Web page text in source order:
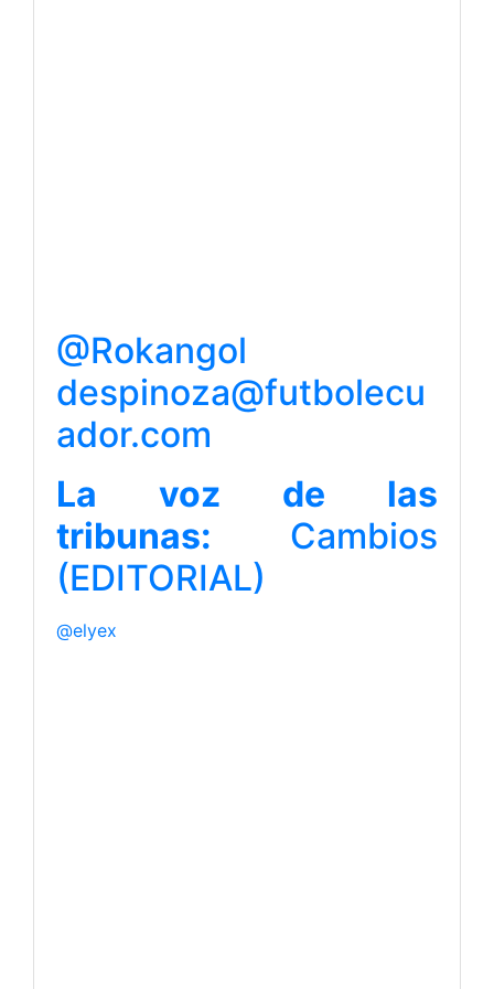
@Rokangol
despinoza@futbolecu
ador.com
La voz de las
tribunas: Cambios
(EDITORIAL)
@elyex